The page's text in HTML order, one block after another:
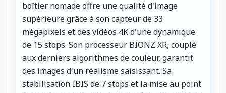
boîtier nomade offre une qualité d'image
supérieure grâce à son capteur de 33
mégapixels et des vidéos 4K d'une dynamique
de 15 stops. Son processeur BIONZ XR, couplé
aux derniers algorithmes de couleur, garantit
des images d'un réalisme saisissant. Sa
stabilisation IBIS de 7 stops et la mise au point